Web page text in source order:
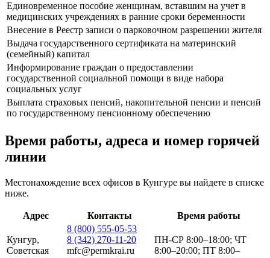
Единовременное пособие женщинам, вставшим на учет в
медицинских учреждениях в ранние сроки беременности
Внесение в Реестр записи о парковочном разрешении жителя
Выдача государственного сертификата на материнский
(семейный) капитал
Информирование граждан о предоставлении
государственной социальной помощи в виде набора
социальных услуг
Выплата страховых пенсий, накопительной пенсии и пенсий
по государственному пенсионному обеспечению
Время работы, адреса и номер горячей
линии
Местонахождение всех офисов в Кунгуре вы найдете в списке
ниже.
Адрес Контакты Время работы
Кунгур,
Советская
8 (800) 555-05-53
8 (342) 270-11-20
mfc@permkrai.ru
ПН-СР 8:00–18:00; ЧТ
8:00–20:00; ПТ 8:00–